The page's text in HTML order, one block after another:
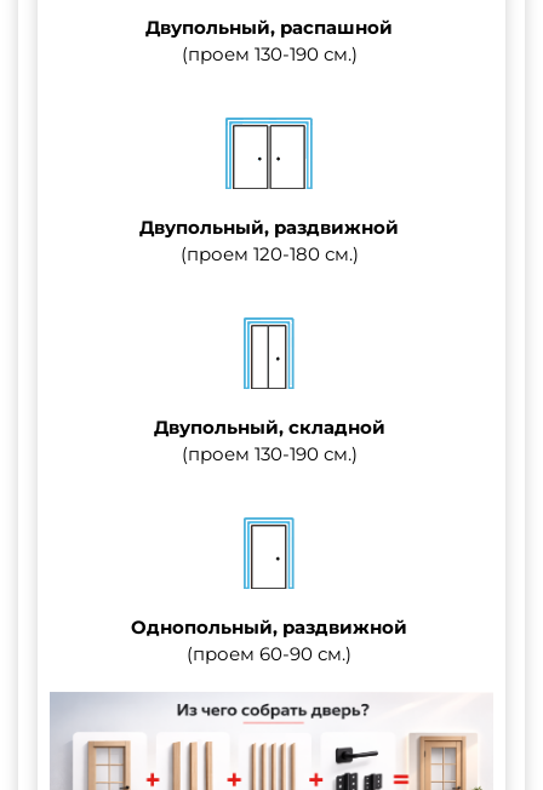
Двупольный, распашной
(проем 130-190 см.)
Двупольный, раздвижной
(проем 120-180 см.)
Двупольный, складной
(проем 130-190 см.)
Однопольный, раздвижной
(проем 60-90 см.)